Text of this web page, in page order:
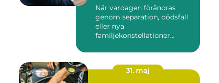
När vardagen förändras
genom separation, dödsfall
eller nya
familjekonstellationer
31. maj